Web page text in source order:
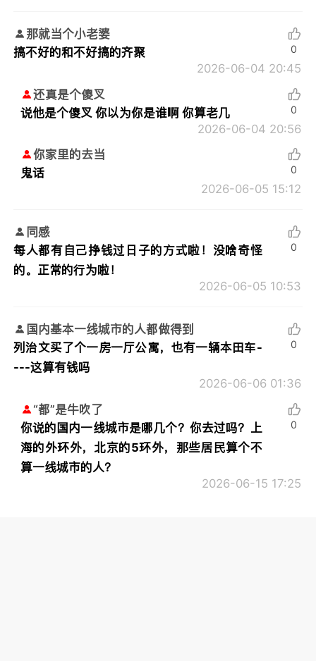
那就当个小老婆
搞不好的和不好搞的齐聚
2026-06-04 20:45
0
还真是个傻叉
说他是个傻叉 你以为你是谁啊 你算老几
2026-06-04 20:56
0
你家里的去当
鬼话
2026-06-05 15:12
0
同感
每人都有自己挣钱过日子的方式啦！没啥奇怪
的。正常的行为啦！
2026-06-05 10:53
0
国内基本一线城市的人都做得到
列治文买了个一房一厅公寓，也有一辆本田车-
---这算有钱吗
2026-06-06 01:36
0
“都”是牛吹了
你说的国内一线城市是哪几个？你去过吗？上
海的外环外，北京的5环外，那些居民算个不
算一线城市的人？
2026-06-15 17:25
0